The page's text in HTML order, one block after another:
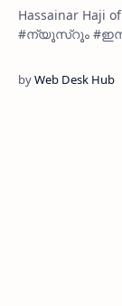
Hassainar Haji
#ന്യൂസ്റൂം